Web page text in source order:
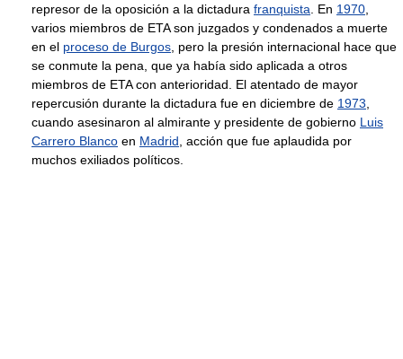
represor de la oposición a la dictadura franquista . En 1970
varios miembros de ETA son juzgados y condenados a muerte
en el proceso de Burgos , pero la presión internacional hace que
se conmute la pena, que ya había sido aplicada a otros
miembros de ETA con anterioridad. El atentado de mayor
repercusión durante la dictadura fue en diciembre de 1973
cuando asesinaron al almirante y presidente de gobierno Luis
Carrero Blanco en Madrid , acción que fue aplaudida por
muchos exiliados políticos.